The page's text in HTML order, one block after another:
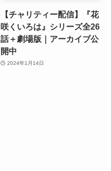
【チャリティー配信】『花
咲くいろは』シリーズ全26
話＋劇場版｜アーカイブ公
開中
2024年1月14日